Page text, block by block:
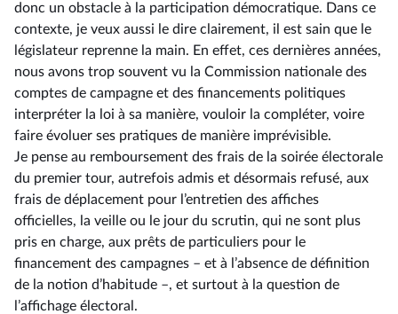
donc un obstacle à la participation démocratique. Dans ce
contexte, je veux aussi le dire clairement, il est sain que le
législateur reprenne la main. En effet, ces dernières années,
nous avons trop souvent vu la Commission nationale des
comptes de campagne et des financements politiques
interpréter la loi à sa manière, vouloir la compléter, voire
faire évoluer ses pratiques de manière imprévisible.
Je pense au remboursement des frais de la soirée électorale
du premier tour, autrefois admis et désormais refusé, aux
frais de déplacement pour l’entretien des affiches
officielles, la veille ou le jour du scrutin, qui ne sont plus
pris en charge, aux prêts de particuliers pour le
financement des campagnes –⁠ et à l’absence de définition
de la notion d’habitude –, et surtout à la question de
l’affichage électoral.